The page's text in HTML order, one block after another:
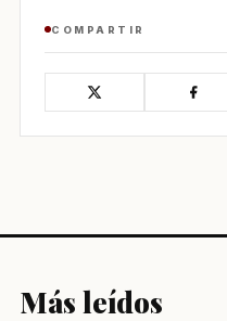
COMPARTIR
Más leídos